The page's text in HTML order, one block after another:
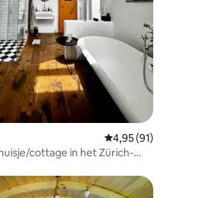
van 4,85 uit 5, 226 recensies
Gemiddelde
4,95 (91)
cottage in het Zürich-